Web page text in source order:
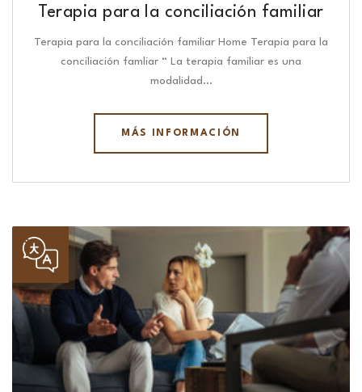
Terapia para la conciliación familiar
Terapia para la conciliación familiar Home Terapia para la
conciliación famliar “ La terapia familiar es una
modalidad…
MÁS INFORMACIÓN